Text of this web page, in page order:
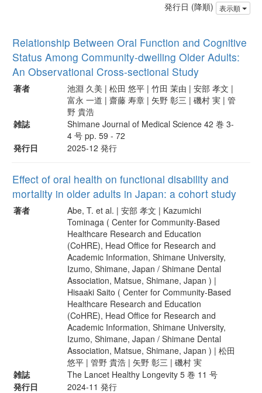
発行日 (降順) 表示順
Relationship Between Oral Function and Cognitive
Status Among Community-dwelling Older Adults:
An Observational Cross-sectional Study
著者
池淵 久美 | 松田 悠平 | 竹田 茉由 | 安部 孝文 |
富永 一道 | 齋藤 寿章 | 矢野 彰三 | 磯村 実 | 管
野 貴浩
雑誌
Shimane Journal of Medical Science 42 巻 3-
4 号 pp. 59 - 72
発行日
2025-12 発行
Effect of oral health on functional disability and
mortality in older adults in Japan: a cohort study
著者
Abe, T. et al. | 安部 孝文 | Kazumichi
Tominaga ( Center for Community-Based
Healthcare Research and Education
(CoHRE), Head Office for Research and
Academic Information, Shimane University,
Izumo, Shimane, Japan / Shimane Dental
Association, Matsue, Shimane, Japan ) |
Hisaaki Saito ( Center for Community-Based
Healthcare Research and Education
(CoHRE), Head Office for Research and
Academic Information, Shimane University,
Izumo, Shimane, Japan / Shimane Dental
Association, Matsue, Shimane, Japan ) | 松田
悠平 | 管野 貴浩 | 矢野 彰三 | 磯村 実
雑誌
The Lancet Healthy Longevity 5 巻 11 号
発行日
2024-11 発行